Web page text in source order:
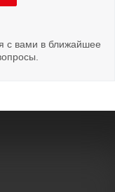
с вами в ближайшее